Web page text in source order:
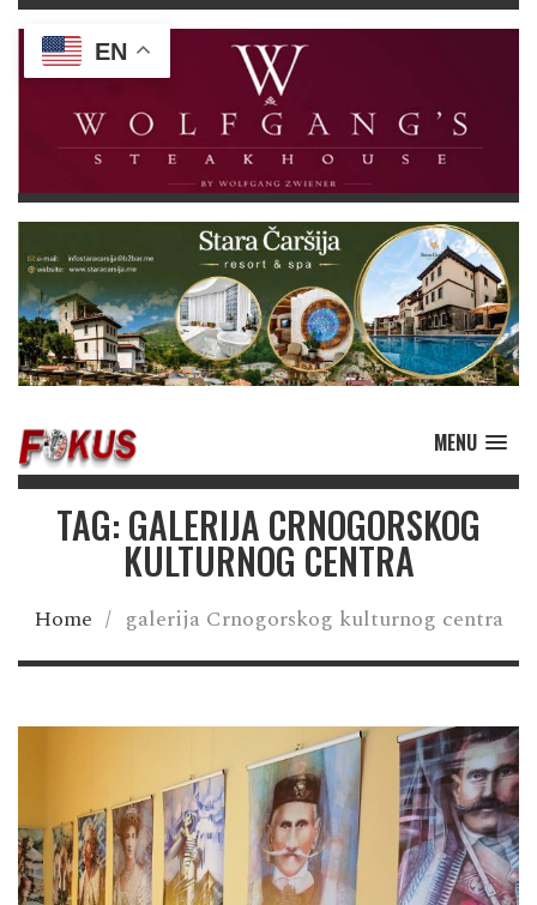
MENU
TAG: GALERIJA CRNOGORSKOG
KULTURNOG CENTRA
Home / galerija Crnogorskog kulturnog centra
EN